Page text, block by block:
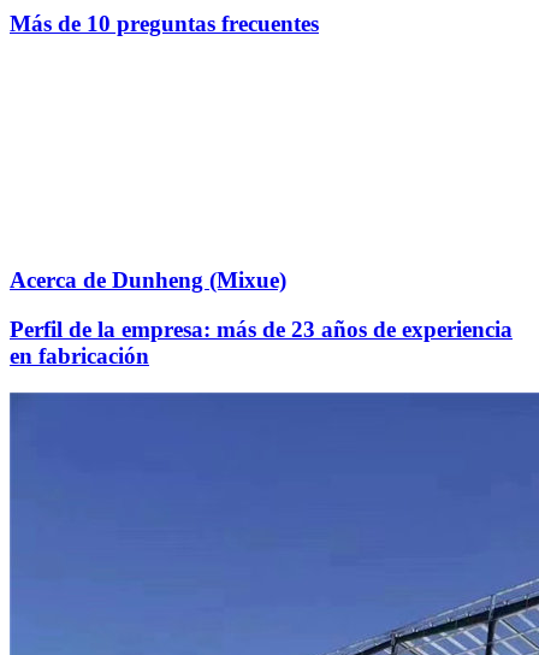
Más de 10 preguntas frecuentes
Acerca de Dunheng (Mixue)
Perfil de la empresa: más de 23 años de experiencia
en fabricación